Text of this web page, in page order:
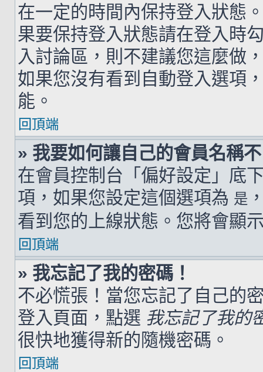
在一定的時間內保持登入狀態
果要保持登入狀態請在登入時
入討論區，則不建議您這麼做
如果您沒有看到自動登入選項
能。
回頂端
» 我要如何讓自己的會員名稱
在會員控制台「偏好設定」底
項，如果您設定這個選項為 是
看到您的上線狀態。您將會顯
回頂端
» 我忘記了我的密碼！
不必慌張！當您忘記了自己的
登入頁面，點選 我忘記了我的
很快地獲得新的隨機密碼。
回頂端